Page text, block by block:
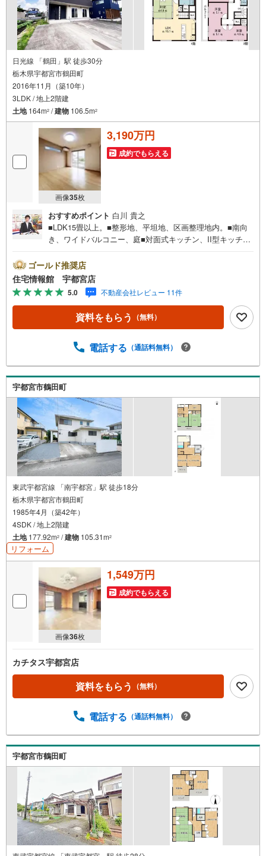
日光線 「鶴田」駅 徒歩30分
栃木県宇都宮市鶴田町
2016年11月（築10年）
3LDK / 地上2階建
土地164m2 /建物 106.5m2
画像35枚
3,190万円
成約でもらえる
おすすめポイント 白川 貴之
■LDK15畳以上。■整形地、平坦地、区画整理地内。■南向
き、ワイドバルコニー、庭■対面式キッチン、II型キッチ
付でバスタイムを快適に過ごせます。■駐車2台可。住宅情
報館は関東エリアに店舗展開しております。豊富な物件情
報をご用意して皆様の住まい探しをお手伝いしておりま
す。まずは最寄りの住宅情報館にお気軽にご相談くださ
い。住宅ローン相談会も同時開催中無理のない住宅ローン
の試算やご購入の際にかかる諸費用の概算も行っておりま
すので、お気軽にご相談ください。
ゴールド推奨店
住宅情報館 宇都宮店
5.0 不動産会社レビュー 11件
資料をもらう （無料）
電話する （通話料無料）
宇都宮市鶴田町
東武宇都宮線 「南宇都宮」駅 徒歩18分
栃木県宇都宮市鶴田町
1985年4月（築42年）
4SDK / 地上2階建
土地177.92m2 /建物 105.31m2
リフォーム
画像36枚
1,549万円
成約でもらえる
カチタス宇都宮店
資料をもらう （無料）
電話する （通話料無料）
宇都宮市鶴田町